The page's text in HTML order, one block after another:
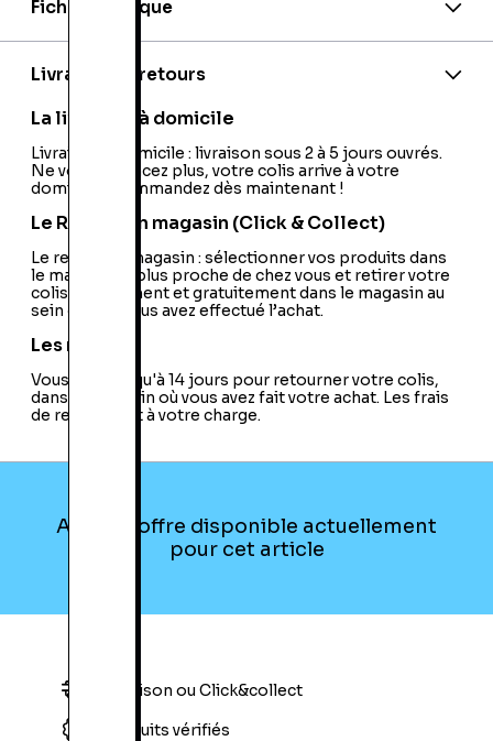
Fiche technique
RAM:
Taille de l'écran:6,5 pouces
Megapixels:1080 x 2340 pixels
Mémoire:
128Go
Marque:
OPPO
Model:
H1951
Mediatek Helio P90 Octa-core
(2x2.2 GHz Cortex-A75 & 6x2.0 GHz Cortex-
A55)
Livraison et retours
La livraison à domicile
Livraison à domicile : livraison sous 2 à 5 jours ouvrés.
Ne vous déplacez plus, votre colis arrive à votre
domicile ! Commandez dès maintenant !
Le Retrait en magasin (Click & Collect)
Le retrait en magasin : sélectionner vos produits dans
le magasin le plus proche de chez vous et retirer votre
colis directement et gratuitement dans le magasin au
sein duquel vous avez effectué l’achat.
Les retours
Vous avez jusqu'à 14 jours pour retourner votre colis,
dans le magasin où vous avez fait votre achat. Les frais
de retour sont à votre charge.
Aucune offre disponible actuellement
pour cet article
Livraison ou Click&collect
Produits vérifiés